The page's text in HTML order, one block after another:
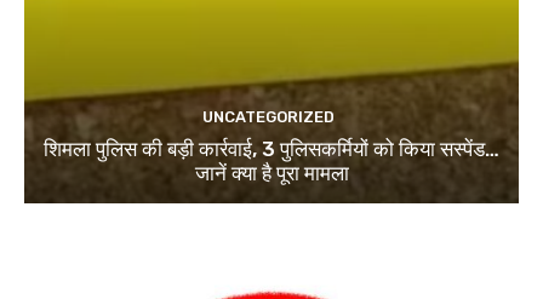
UNCATEGORIZED
शिमला पुलिस की बड़ी कार्रवाई, 3 पुलिसकर्मियों को किया सस्पेंड…
जानें क्या है पूरा मामला